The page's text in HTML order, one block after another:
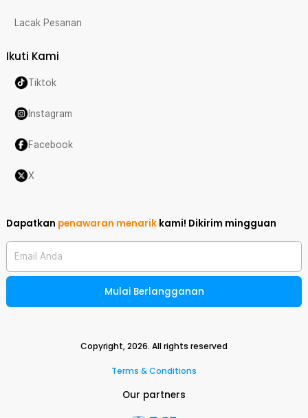
Lacak Pesanan
Ikuti Kami
Tiktok
Instagram
Facebook
X
Dapatkan penawaran menarik kami! Dikirim mingguan
Email Anda
Mulai Berlangganan
Copyright,2026. All rights reserved
Terms & Conditions
Our partners